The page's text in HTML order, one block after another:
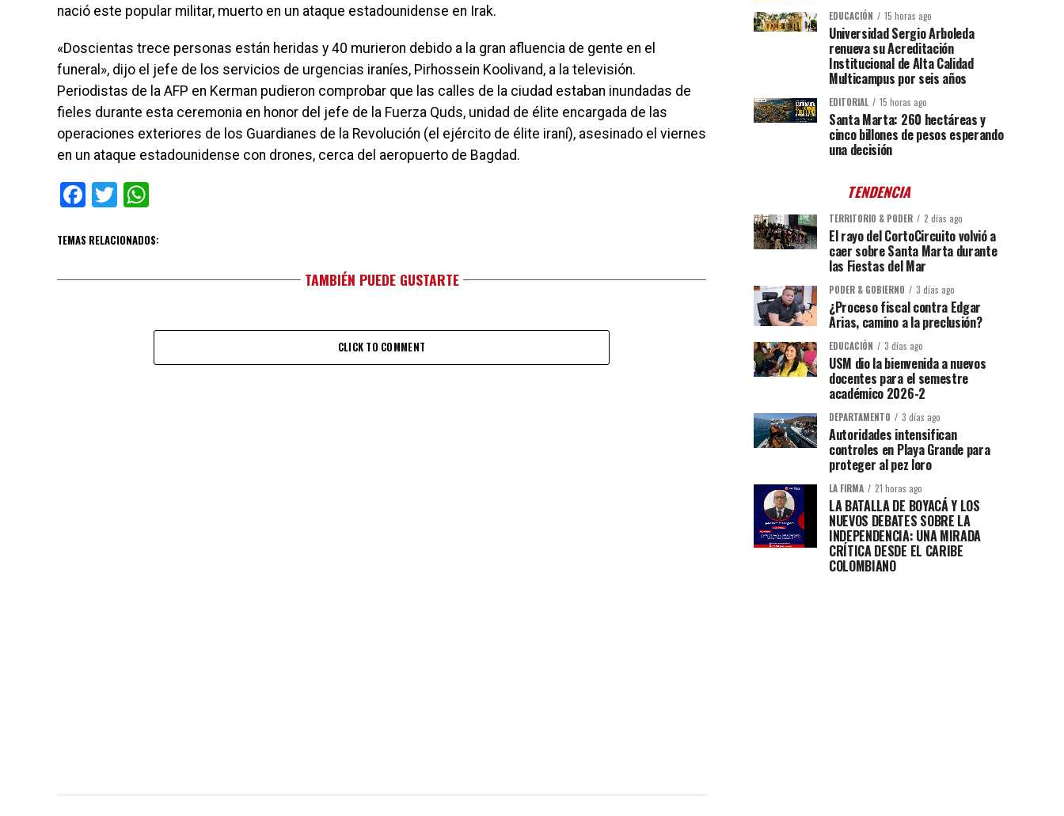
nació este popular militar, muerto en un ataque estadounidense en Irak.
«Doscientas trece personas están heridas y 40 murieron debido a la gran afluencia de gente en el
funeral», dijo el jefe de los servicios de urgencias iraníes, Pirhossein Koolivand, a la televisión.
Periodistas de la AFP en Kerman pudieron comprobar que las calles de la ciudad estaban inundadas de
fieles durante esta ceremonia en honor del jefe de la Fuerza Quds, unidad de élite encargada de las
operaciones exteriores de los Guardianes de la Revolución (el ejército de élite iraní), asesinado el viernes
en un ataque estadounidense con drones, cerca del aeropuerto de Bagdad.
Facebook
Twitter
TEMAS RELACIONADOS:
TAMBIÉN PUEDE GUSTARTE
CLICK TO COMMENT
EDUCACIÓN 15 horas ago
Universidad Sergio Arboleda
renueva su Acreditación
Institucional de Alta Calidad
Multicampus por seis años
EDITORIAL 15 horas ago
Santa Marta: 260 hectáreas y
cinco billones de pesos esperando
una decisión
TENDENCIA
TERRITORIO & PODER 2 días ago
El rayo del CortoCircuito volvió a
caer sobre Santa Marta durante
las Fiestas del Mar
PODER & GOBIERNO 3 días ago
¿Proceso fiscal contra Edgar
Arias, camino a la preclusión?
EDUCACIÓN 3 días ago
USM dio la bienvenida a nuevos
docentes para el semestre
académico 2026-2
DEPARTAMENTO 3 días ago
Autoridades intensifican
controles en Playa Grande para
proteger al pez loro
LA FIRMA 21 horas ago
LA BATALLA DE BOYACÁ Y LOS
NUEVOS DEBATES SOBRE LA
INDEPENDENCIA: UNA MIRADA
CRÍTICA DESDE EL CARIBE
COLOMBIANO